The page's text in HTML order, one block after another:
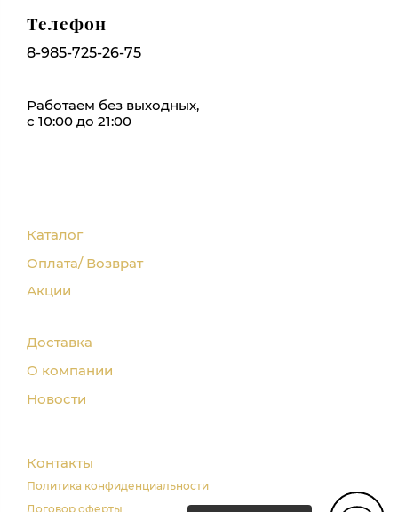
Телефон
8-985-725-26-75
Работаем без выходных,
с 10:00 до 21:00
Каталог
Оплата/ Возврат
Акции
Доставка
О компании
Новости
Контакты
Политика конфиденциальности
Договор оферты